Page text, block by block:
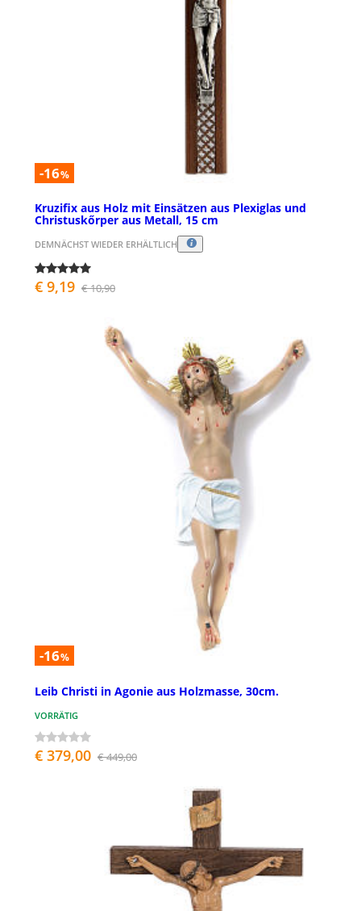
-16%
Kruzifix aus Holz mit Einsätzen aus Plexiglas und
Christuskőrper aus Metall, 15 cm
DEMNÄCHST WIEDER ERHÄLTLICH
€ 9,19 € 10,90
-16%
Leib Christi in Agonie aus Holzmasse, 30cm.
VORRÄTIG
€ 379,00 € 449,00